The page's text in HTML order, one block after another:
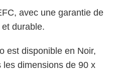
avec une garantie de
durable.
est disponible en Noir,
dimensions de 90 x